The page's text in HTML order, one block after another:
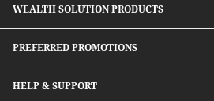
WEALTH SOLUTION PRODUCTS
Mutual Fund
Secondary Bond
Structure Debenture
PREFERRED PROMOTIONS
HELP & SUPPORT